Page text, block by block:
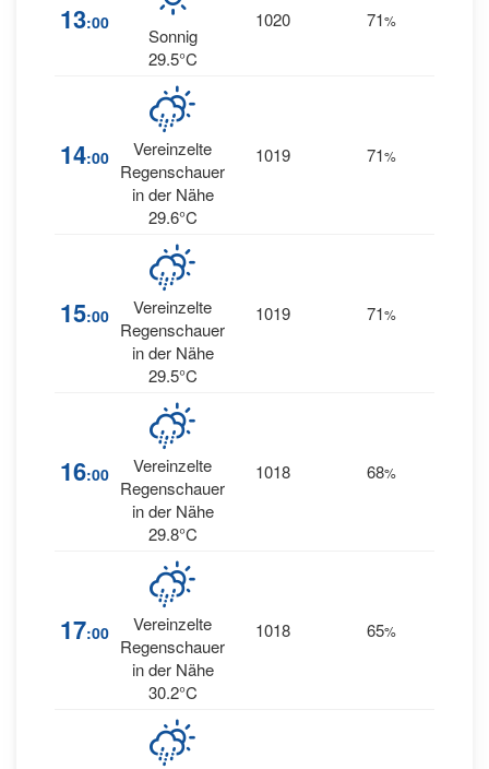
13:00
Sonnig
29.5°C
1020 71%
14:00
Vereinzelte
Regenschauer
in der Nähe
29.6°C
1019 71%
15:00
Vereinzelte
Regenschauer
in der Nähe
29.5°C
1019 71%
16:00
Vereinzelte
Regenschauer
in der Nähe
29.8°C
1018 68%
17:00
Vereinzelte
Regenschauer
in der Nähe
30.2°C
1018 65%